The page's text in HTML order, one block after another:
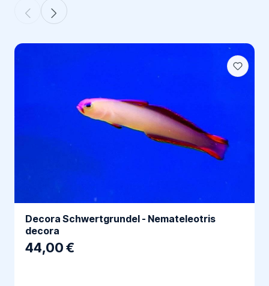
Decora Schwertgrundel - Nemateleotris
decora
44,00 €